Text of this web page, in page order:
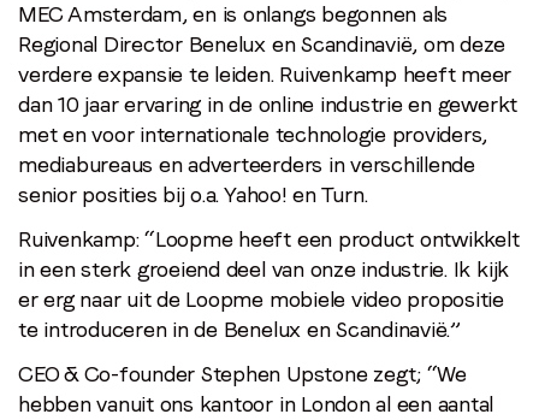
MEC Amsterdam, en is onlangs begonnen als
Regional Director Benelux en Scandinavië, om deze
verdere expansie te leiden. Ruivenkamp heeft meer
dan 10 jaar ervaring in de online industrie en gewerkt
met en voor internationale technologie providers,
mediabureaus en adverteerders in verschillende
senior posities bij o.a. Yahoo! en Turn.
Ruivenkamp: “Loopme heeft een product ontwikkelt
in een sterk groeiend deel van onze industrie. Ik kijk
er erg naar uit de Loopme mobiele video propositie
te introduceren in de Benelux en Scandinavië.”
CEO & Co-founder Stephen Upstone zegt; “We
hebben vanuit ons kantoor in London al een aantal